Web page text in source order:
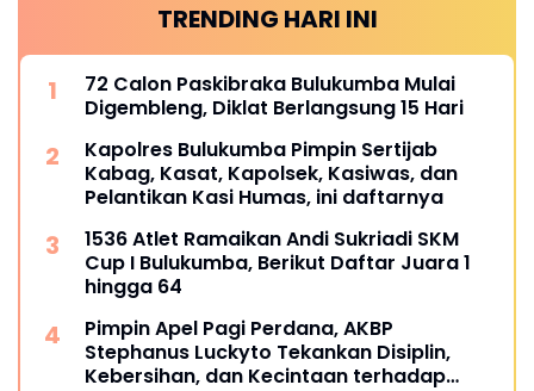
TRENDING HARI INI
72 Calon Paskibraka Bulukumba Mulai
Digembleng, Diklat Berlangsung 15 Hari
Kapolres Bulukumba Pimpin Sertijab
Kabag, Kasat, Kapolsek, Kasiwas, dan
Pelantikan Kasi Humas, ini daftarnya
1536 Atlet Ramaikan Andi Sukriadi SKM
Cup I Bulukumba, Berikut Daftar Juara 1
hingga 64
Pimpin Apel Pagi Perdana, AKBP
Stephanus Luckyto Tekankan Disiplin,
Kebersihan, dan Kecintaan terhadap